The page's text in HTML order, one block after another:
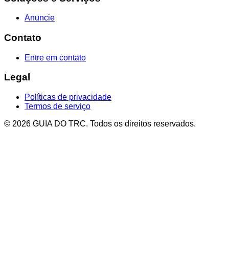
Anuncie
Contato
Entre em contato
Legal
Políticas de privacidade
Termos de serviço
© 2026 GUIA DO TRC. Todos os direitos reservados.